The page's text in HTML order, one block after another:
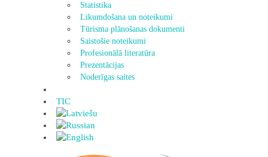
Statistika
Likumdošana un noteikumi
Tūrisma plānošanas dokumenti
Saistošie noteikumi
Profesionālā literatūra
Prezentācijas
Noderīgas saites
TIC